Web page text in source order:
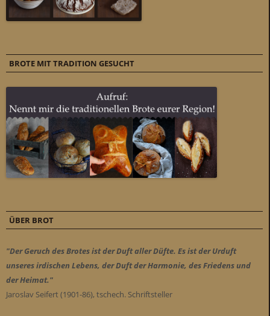
BROTE MIT TRADITION GESUCHT
ÜBER BROT
"Der Geruch des Brotes ist der Duft aller Düfte. Es ist der Urduft
unseres irdischen Lebens, der Duft der Harmonie, des Friedens und
der Heimat."
Jaroslav Seifert (1901-86), tschech. Schriftsteller